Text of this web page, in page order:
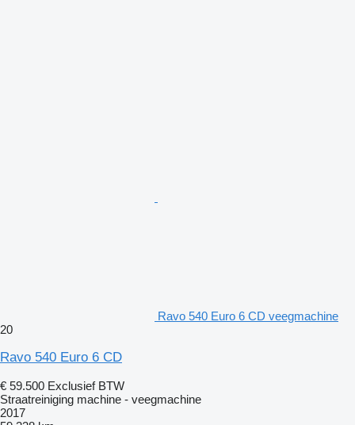
Ravo 540 Euro 6 CD veegmachine
20
Ravo 540 Euro 6 CD
€ 59.500 Exclusief BTW
Straatreiniging machine - veegmachine
2017